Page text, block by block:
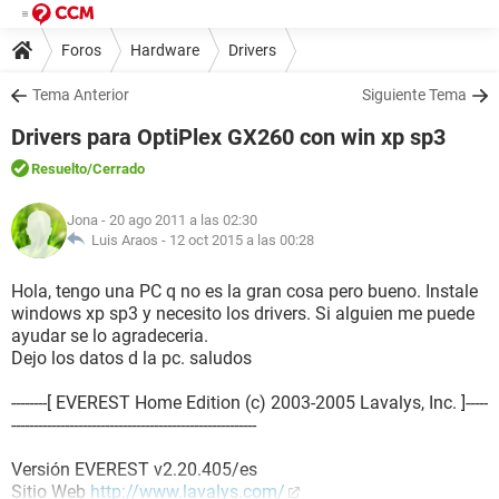
Foros Hardware Drivers
Tema Anterior Siguiente Tema
Drivers para OptiPlex GX260 con win xp sp3
Resuelto/Cerrado
Jona - 20 ago 2011 a las 02:30
Luis Araos - 12 oct 2015 a las 00:28
Hola, tengo una PC q no es la gran cosa pero bueno. Instale
windows xp sp3 y necesito los drivers. Si alguien me puede
ayudar se lo agradeceria.
Dejo los datos d la pc. saludos
--------[ EVEREST Home Edition (c) 2003-2005 Lavalys, Inc. ]-----
-------------------------------------------------------
Versión EVEREST v2.20.405/es
Sitio Web http://www.lavalys.com/